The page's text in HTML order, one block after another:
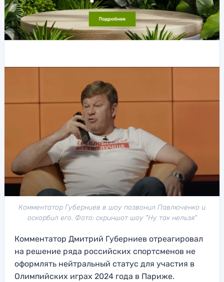
Комментатор Губерниев в шоу позвонил Павлюченко и
оскорбил его. Фото: скриншот шоу "Ну так нельзя"
Комментатор Дмитрий Губерниев отреагировал
на решение ряда российских спортсменов не
оформлять нейтральный статус для участия в
Олимпийских играх 2024 года в Париже.